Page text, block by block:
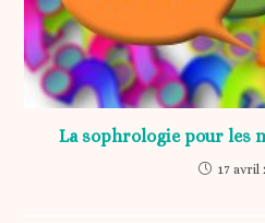
La sophrologie pour les
17 avril